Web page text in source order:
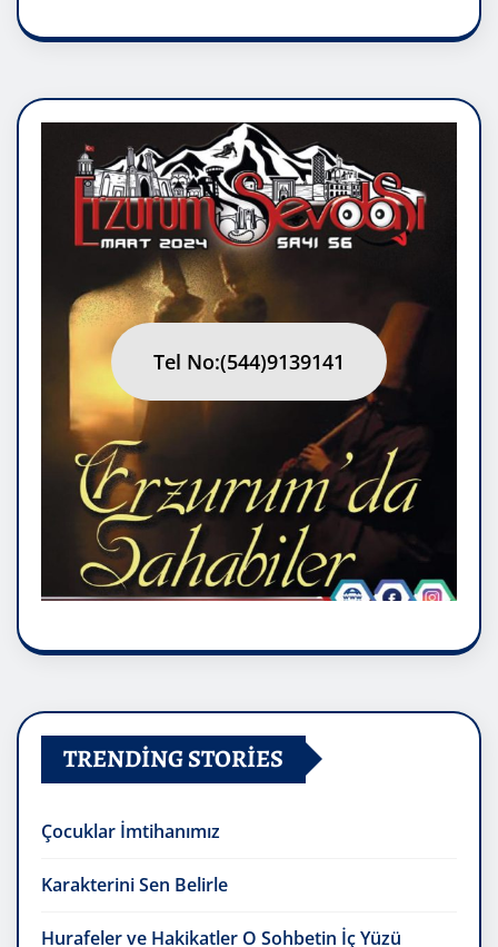
Tel No:(544)9139141
TRENDING STORIES
Çocuklar İmtihanımız
Karakterini Sen Belirle
Hurafeler ve Hakikatler O Sohbetin İç Yüzü